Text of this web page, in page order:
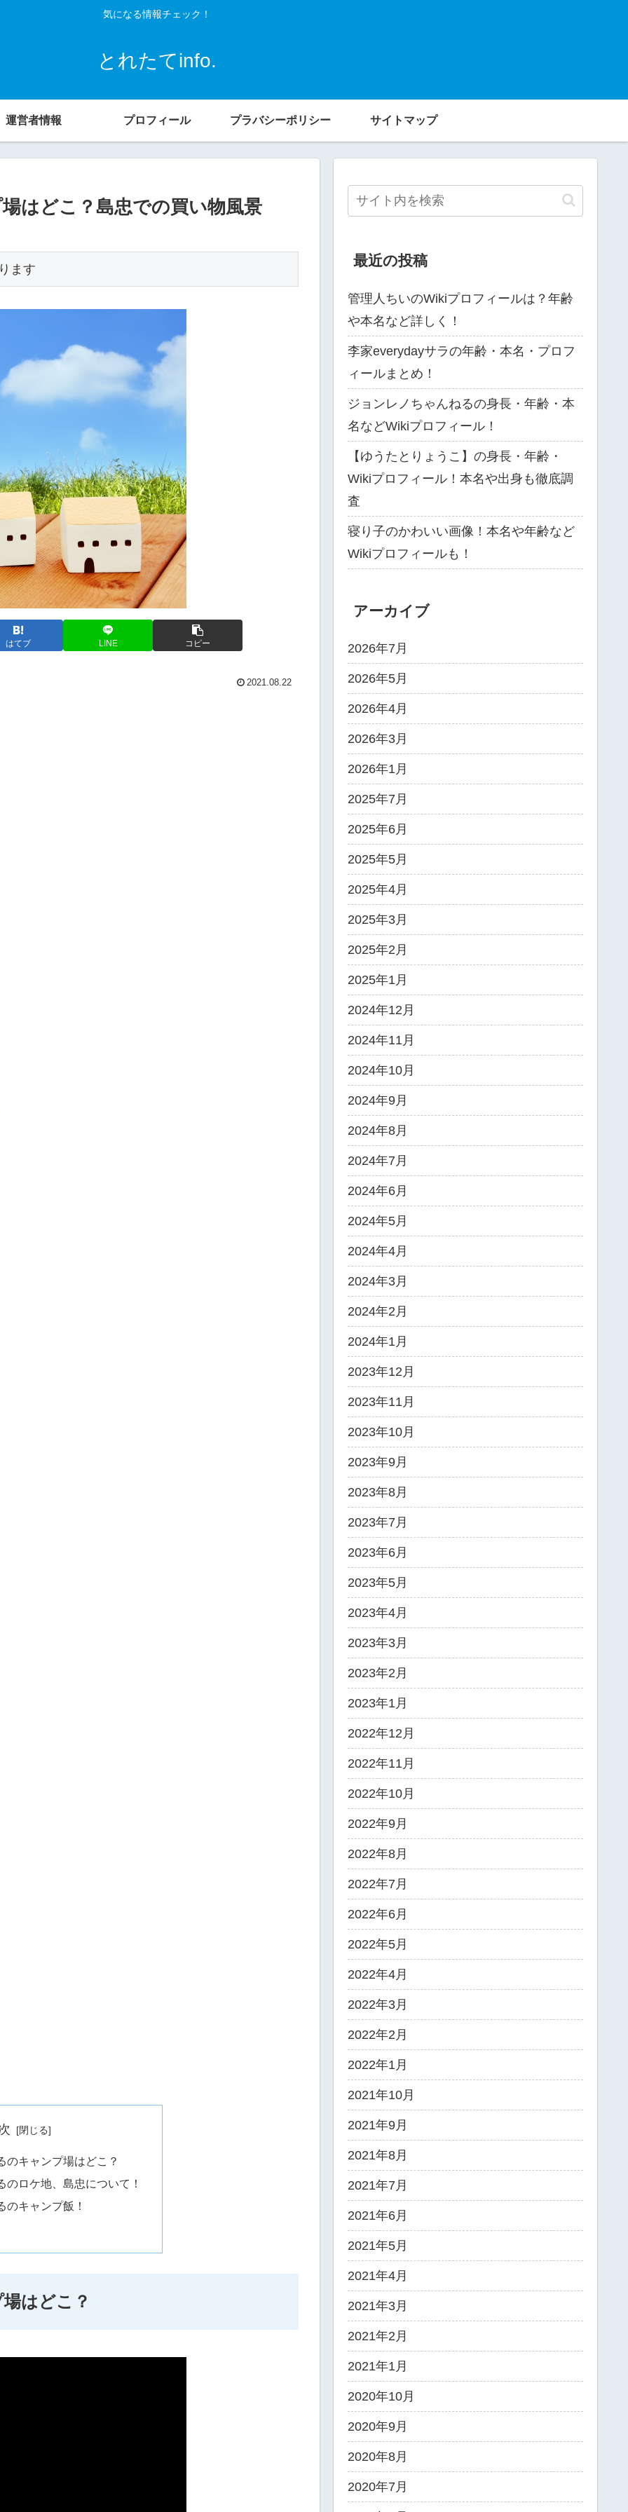
気になる情報チェック！
とれたてinfo.
運営者情報 プロフィール プラバシーポリシー サイトマップ
はどこ？島忠での買い物風景
ます
はてブ LINE コピー
2021.08.22
のキャンプ場はどこ？
のロケ地、島忠について！
のキャンプ飯！
はどこ？
最近の投稿
管理人ちいのWikiプロフィールは？年齢
や本名など詳しく！
李家everydayサラの年齢・本名・プロフ
ィールまとめ！
ジョンレノちゃんねるの身長・年齢・本
名などWikiプロフィール！
【ゆうたとりょうこ】の身長・年齢・
Wikiプロフィール！本名や出身も徹底調
査
寝り子のかわいい画像！本名や年齢など
Wikiプロフィールも！
アーカイブ
2026年7月
2026年5月
2026年4月
2026年3月
2026年1月
2025年7月
2025年6月
2025年5月
2025年4月
2025年3月
2025年2月
2025年1月
2024年12月
2024年11月
2024年10月
2024年9月
2024年8月
2024年7月
2024年6月
2024年5月
2024年4月
2024年3月
2024年2月
2024年1月
2023年12月
2023年11月
2023年10月
2023年9月
2023年8月
2023年7月
2023年6月
2023年5月
2023年4月
2023年3月
2023年2月
2023年1月
2022年12月
2022年11月
2022年10月
2022年9月
2022年8月
2022年7月
2022年6月
2022年5月
2022年4月
2022年3月
2022年2月
2022年1月
2021年10月
2021年9月
2021年8月
2021年7月
2021年6月
2021年5月
2021年4月
2021年3月
2021年2月
2021年1月
2020年10月
2020年9月
2020年8月
2020年7月